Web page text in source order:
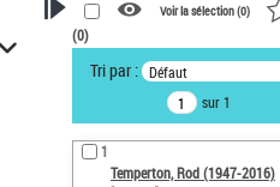
VOTRE RECHERCHE
Recherche avancée dans les
notices d’autorité
Œuvres liées à l'auteur :
Temperton, Rod (1947-2016)
Voir la sélection (0)
(0)
Tri par : Défaut
sur 1
1
Temperton, Rod (1947-2016)